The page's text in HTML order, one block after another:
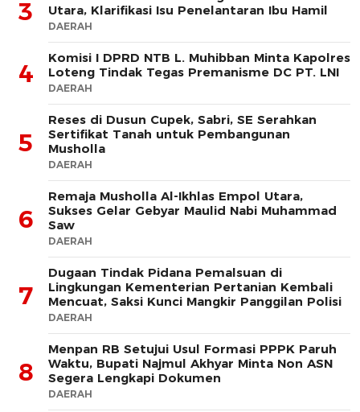
3
Utara, Klarifikasi Isu Penelantaran Ibu Hamil
DAERAH
4
Komisi I DPRD NTB L. Muhibban Minta Kapolres
Loteng Tindak Tegas Premanisme DC PT. LNI
DAERAH
5
Reses di Dusun Cupek, Sabri, SE Serahkan
Sertifikat Tanah untuk Pembangunan
Musholla
DAERAH
6
Remaja Musholla Al-Ikhlas Empol Utara,
Sukses Gelar Gebyar Maulid Nabi Muhammad
Saw
DAERAH
7
Dugaan Tindak Pidana Pemalsuan di
Lingkungan Kementerian Pertanian Kembali
Mencuat, Saksi Kunci Mangkir Panggilan Polisi
DAERAH
8
Menpan RB Setujui Usul Formasi PPPK Paruh
Waktu, Bupati Najmul Akhyar Minta Non ASN
Segera Lengkapi Dokumen
DAERAH